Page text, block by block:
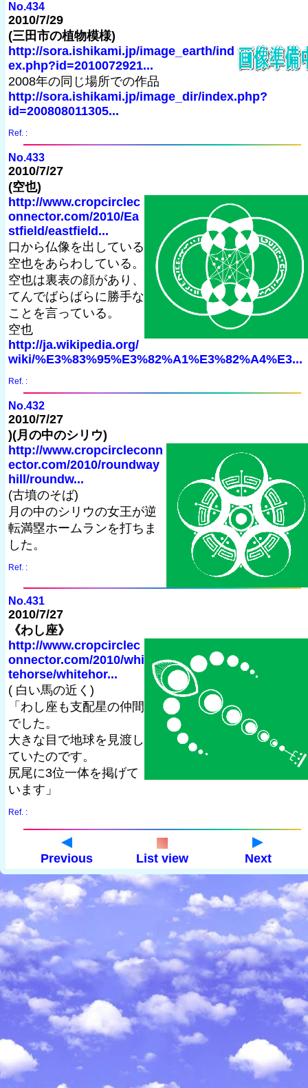
No.434
2010/7/29
(三田市の植物模様)
http://sora.ishikami.jp/image_earth/ind
ex.php?id=2010072921...
2008年の同じ場所での作品
http://sora.ishikami.jp/image_dir/index.php?
id=200808011305...
Ref. :
No.433
2010/7/27
(空也)
http://www.cropcirclec
onnector.com/2010/Ea
stfield/eastfield...
口から仏像を出している
空也をあらわしている。
空也は裏表の顔があり、
てんでばらばらに勝手な
ことを言っている。
空也
http://ja.wikipedia.org/
wiki/%E3%83%95%E3%82%A1%E3%82%A4%E3...
Ref. :
No.432
2010/7/27
)(月の中のシリウ)
http://www.cropcircleconn
ector.com/2010/roundway
hill/roundw...
(古墳のそば)
月の中のシリウの女王が逆
転満塁ホームランを打ちま
した。
Ref. :
No.431
2010/7/27
《わし座》
http://www.cropcirclec
onnector.com/2010/whi
tehorse/whitehor...
( 白い馬の近く)
「わし座も支配星の仲間
でした。
大きな目で地球を見渡し
ていたのです。
尻尾に3位一体を掲げて
います」
Ref. :
Previous List view Next